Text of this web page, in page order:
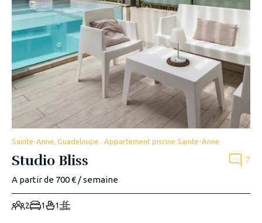
Sainte-Anne, Guadeloupe . Appartement piscine Sainte-Anne
Studio Bliss 7
A partir de 700 € / semaine
2 1 1